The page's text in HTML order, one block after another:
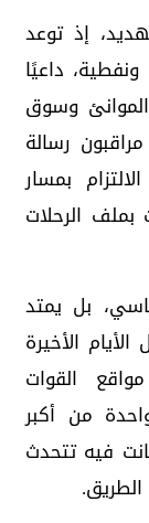
إذ توعد
داعيًا
وسوق
مراقبون رسالة
بمسار
الرحلات
بل يمتد
الأخيرة
القوات
من أكبر
فيه تتحدث